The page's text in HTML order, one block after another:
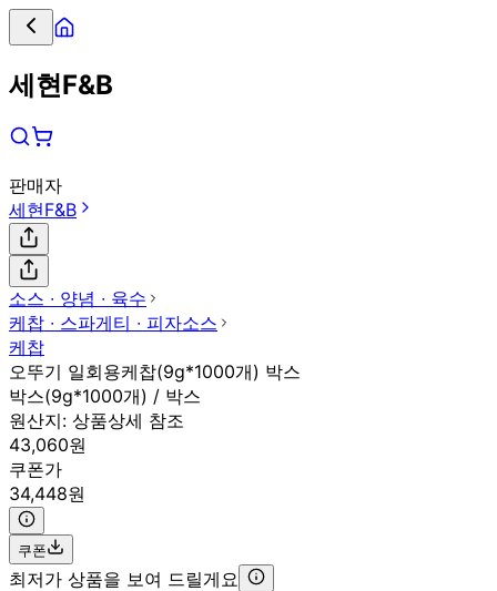
세현F&B
판매자
세현F&B
소스 ∙ 양념 ∙ 육수
케찹 ∙ 스파게티 ∙ 피자소스
케찹
오뚜기 일회용케찹(9g*1000개) 박스
박스(9g*1000개) / 박스
원산지: 상품상세 참조
43,060원
쿠폰가
34,448원
쿠폰
최저가 상품을 보여 드릴게요